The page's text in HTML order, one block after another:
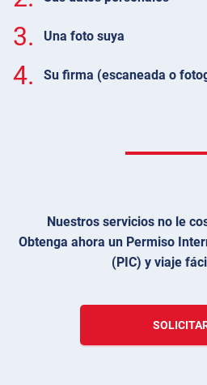
3. Una foto suya
4. Su firma (escaneada o
Nuestros servicios no le
Obtenga ahora un Permiso
(PIC) y viaje